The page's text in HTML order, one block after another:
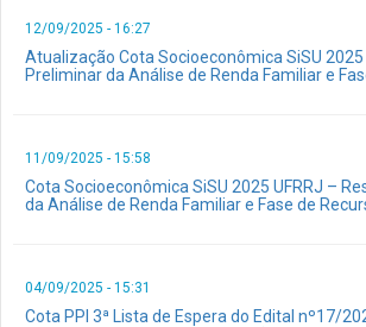
12/09/2025 - 16:27
Atualização Cota Socioeconômica SiSU 2025
Preliminar da Análise de Renda Familiar e
11/09/2025 - 15:58
Cota Socioeconômica SiSU 2025 UFRRJ –
da Análise de Renda Familiar e Fase de
04/09/2025 - 15:31
Cota PPI 3ª Lista de Espera do Edital nº17/